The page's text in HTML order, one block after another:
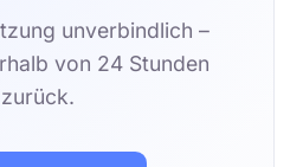
unverbindlich –
von 24 Stunden
zurück.